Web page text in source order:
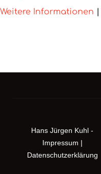
Hans Jürgen Kuhl -
Impressum |
Datenschutzerklärung
Weitere Informationen